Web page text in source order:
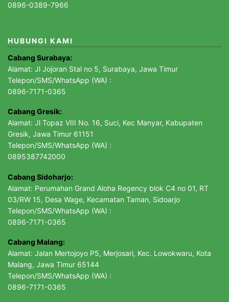
0896-0389-7966
HUBUNGI KAMI
Cabang Surabaya:
Alamat: Jl Jojoran Stal no 5, Surabaya, Jawa Timur
Telepon/SMS/WhatsApp (WA) :
0896-7171-0365
Cabang Gresik:
Alamat: Jl Topaz VIII No. 16, Suci, Kec Manyar, Kabupaten
Gresik, Jawa Timur 61151
Telepon/SMS/WhatsApp (WA) :
0895387742000
Cabang Sidoharjo:
Alamat: Perumahan Grand Aloha Regency blok C4 no 01, RT
03/RW 15, Desa Wage, Kecamatan Taman, Sidoarjo
Telepon/SMS/WhatsApp (WA) :
0896-7171-0365
Cabang Malang:
Alamat: Jalan Mertojoyo P5, Merjosari, Kec. Lowokwaru, Kota
Malang, Jawa Timur 65144
Telepon/SMS/WhatsApp (WA) :
0896-7171-0365